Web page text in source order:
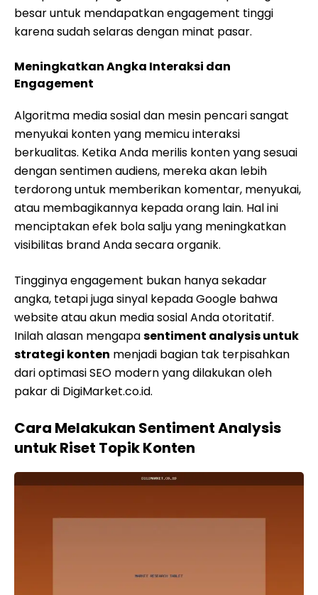
besar untuk mendapatkan engagement tinggi
karena sudah selaras dengan minat pasar.
Meningkatkan Angka Interaksi dan
Engagement
Algoritma media sosial dan mesin pencari sangat
menyukai konten yang memicu interaksi
berkualitas. Ketika Anda merilis konten yang sesuai
dengan sentimen audiens, mereka akan lebih
terdorong untuk memberikan komentar, menyukai,
atau membagikannya kepada orang lain. Hal ini
menciptakan efek bola salju yang meningkatkan
visibilitas brand Anda secara organik.
Tingginya engagement bukan hanya sekadar
angka, tetapi juga sinyal kepada Google bahwa
website atau akun media sosial Anda otoritatif.
Inilah alasan mengapasentiment analysis untuk
strategi konten menjadi bagian tak terpisahkan
dari optimasi SEO modern yang dilakukan oleh
pakar di DigiMarket.co.id.
Cara Melakukan Sentiment Analysis
untuk Riset Topik Konten